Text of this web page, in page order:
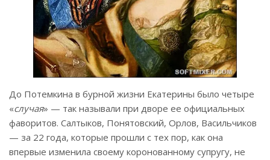
До Потемкина в бурной жизни Екатерины было четыре
«случая» — так называли при дворе ее официальных
фаворитов. Салтыков, Понятовский, Орлов, Васильчиков
— за 22 года, которые прошли с тех пор, как она
впервые изменила своему коронованному супругу, не